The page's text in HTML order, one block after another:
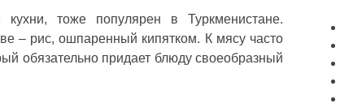
кухни, тоже популярен в Туркменистане.
– рис, ошпаренный кипятком. К мясу часто
обязательно придает блюду своеобразный